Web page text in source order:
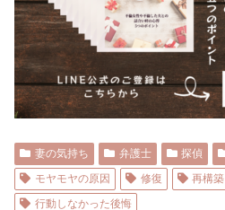
妻の気持ち 弁護士 探偵
モヤモヤの原因
修復 再構築
行動しなかった後悔